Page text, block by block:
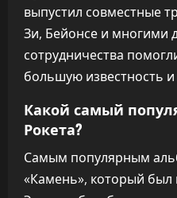
выпустил совместные
Зи, Бейонсе и многими
сотрудничества
большую известность
Какой самый
Рокета?
Самым популярным
«Камень», который был